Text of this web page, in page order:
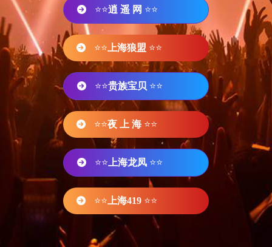
⭐⭐逍 遥 网 ⭐⭐
⭐⭐ 上海狼盟 ⭐⭐
⭐⭐贵族宝贝 ⭐⭐
⭐⭐夜 上 海 ⭐⭐
⭐⭐ 上海龙凤 ⭐⭐
⭐⭐ 上海419 ⭐⭐